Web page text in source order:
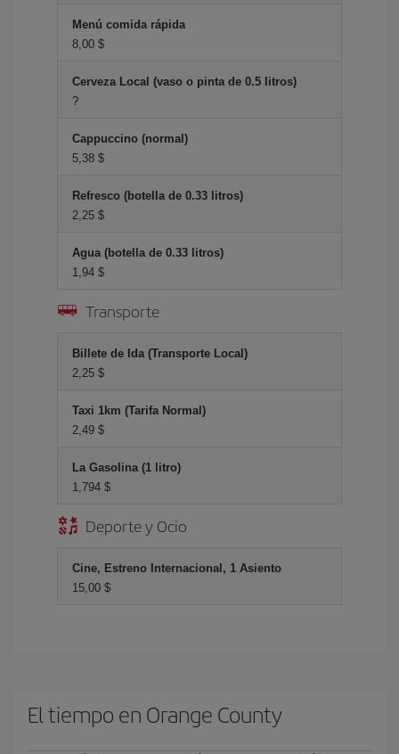
Menú comida rápida
8,00 $
Cerveza Local (vaso o pinta de 0.5 litros)
?
Cappuccino (normal)
5,38 $
Refresco (botella de 0.33 litros)
2,25 $
Agua (botella de 0.33 litros)
1,94 $
Transporte
Billete de Ida (Transporte Local)
2,25 $
Taxi 1km (Tarifa Normal)
2,49 $
La Gasolina (1 litro)
1,794 $
Deporte y Ocio
Cine, Estreno Internacional, 1 Asiento
15,00 $
El tiempo en Orange County